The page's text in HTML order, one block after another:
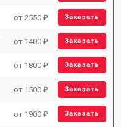
от 2550 ₽ Заказать
от 1400 ₽ Заказать
от 1800 ₽ Заказать
от 1500 ₽ Заказать
от 1900 ₽ Заказать